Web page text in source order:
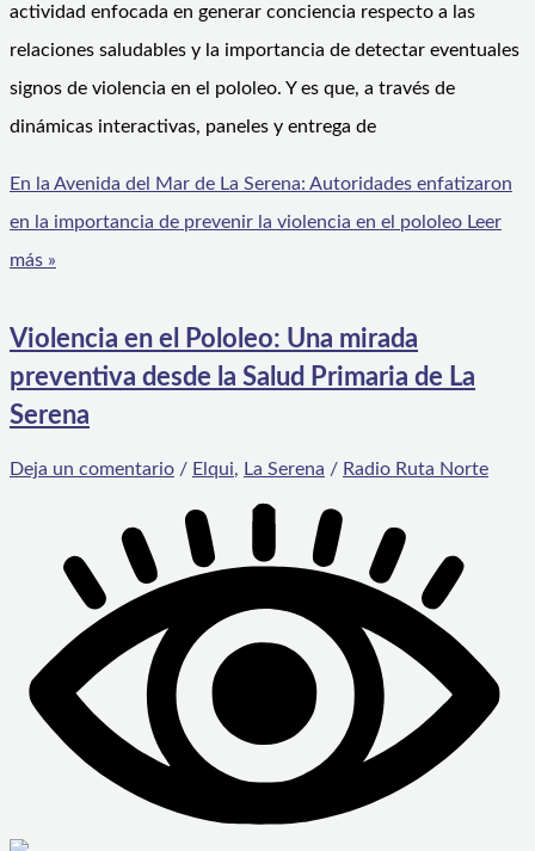
actividad enfocada en generar conciencia respecto a las
relaciones saludables y la importancia de detectar eventuales
signos de violencia en el pololeo. Y es que, a través de
dinámicas interactivas, paneles y entrega de
En la Avenida del Mar de La Serena: Autoridades enfatizaron
en la importancia de prevenir la violencia en el pololeo Leer
más »
Violencia en el Pololeo: Una mirada
preventiva desde la Salud Primaria de La
Serena
Deja un comentario / Elqui, La Serena / Radio Ruta Norte